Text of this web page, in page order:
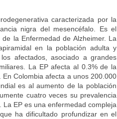
caracterizada por la
nigra del mesencéfalo. Es el
la Enfermedad de Alzheimer. La
en la población adulta y
afectados, asociado a grandes
La EP afecta al 0.3% de la
Colombia afecta a unos 200.000
es al aumento de la población
cuatro veces su prevalencia
EP es una enfermedad compleja
ha dificultado profundizar en el